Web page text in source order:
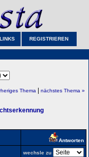
LINKS REGISTRIEREN
Thema nächstes Thema »
Antworten
wechsle zu